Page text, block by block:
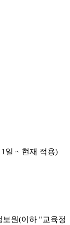
일 ~ 현재 적용)
보원(이하 "교육정